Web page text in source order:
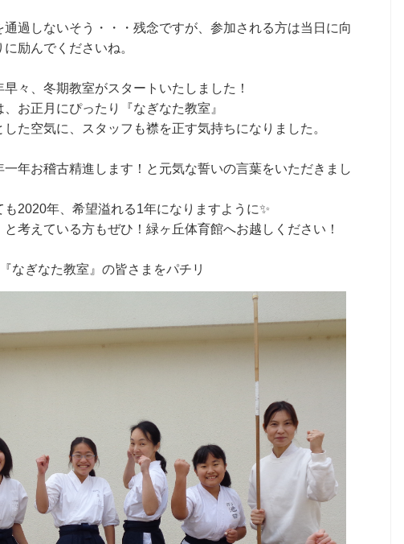
過しないそう・・・残念ですが、参加される方は当日に向
励んでくださいね。
々、冬期教室がスタートいたしました！
お正月にぴったり『なぎなた教室』
た空気に、スタッフも襟を正す気持ちになりました。
年お稽古精進します！と元気な誓いの言葉をいただきまし
2020年、希望溢れる1年になりますように✨
考えている方もぜひ！緑ヶ丘体育館へお越しください！
なぎなた教室』の皆さまをパチリ